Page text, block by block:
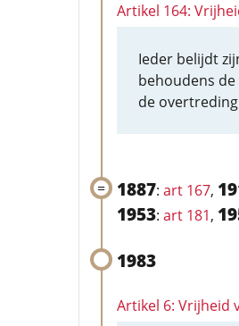
Artikel 164:
Ieder belijdt
behoudens
de
1887: art 167,
1953: art 181,
1983
Artikel 6: Vrijheid